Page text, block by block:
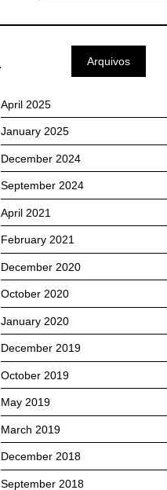
Arquivos
April 2025
January 2025
December 2024
September 2024
April 2021
February 2021
December 2020
October 2020
January 2020
December 2019
October 2019
May 2019
March 2019
December 2018
September 2018